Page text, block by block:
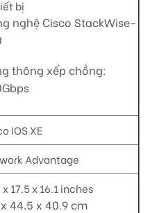
bị
nghệ Cisco StackWise-
thông xếp chồng:
IOS XE
Advantage
x 17.5 x 16.1 inches
44.5 x 40.9 cm